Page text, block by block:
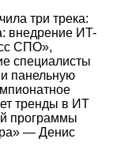
три трека:
внедрение ИT-
СПО»,
специалисты
панельную
тренды в ИТ
программы
— Денис